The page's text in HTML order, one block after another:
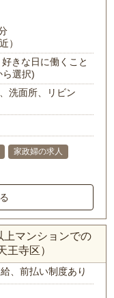
）
きな日に働くこと
ら選択)
洗面所、リビン
家政婦の求人
上マンションでの
王寺区）
、前払い制度あり